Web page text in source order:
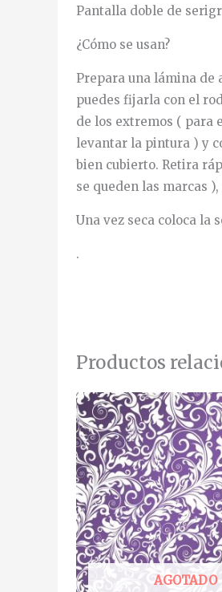
Pantalla doble de
¿Cómo se usan?
Prepara una lámina de
puedes fijarla con el
de los extremos ( para
levantar la pintura ) y
bien cubierto. Retira
se queden las marcas
Una vez seca coloca
.
Productos
AGOTADO